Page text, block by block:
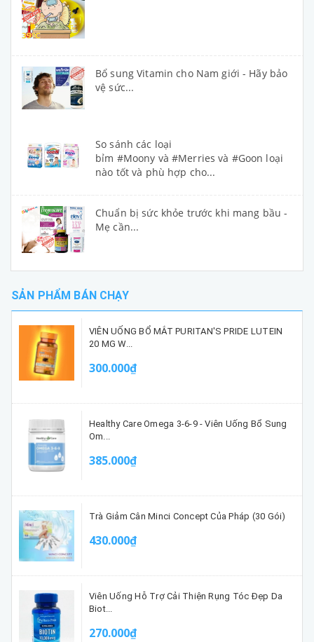
Bổ sung Vitamin cho Nam giới - Hãy bảo
vệ sức...
So sánh các loại
bỉm #Moony và #Merries và #Goon loại
nào tốt và phù hợp cho...
Chuẩn bị sức khỏe trước khi mang bầu -
Mẹ cần...
SẢN PHẨM BÁN CHẠY
VIÊN UỐNG BỔ MẮT PURITAN'S PRIDE LUTEIN
20 MG W...
300.000₫
Healthy Care Omega 3-6-9 - Viên Uống Bổ Sung
Om...
385.000₫
Trà Giảm Cân Minci Concept Của Pháp (30 Gói)
430.000₫
Viên Uống Hỗ Trợ Cải Thiện Rụng Tóc Đẹp Da
Biot...
270.000₫